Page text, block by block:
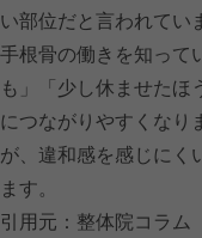
い部位だと言われてい
手根骨の働きを知って
も」「少し休ませたほ
につながりやすくなり
が、違和感を感じにく
ます。
引用元：整体院コラム